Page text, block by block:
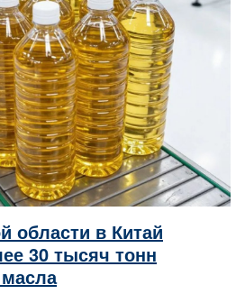
области в Китай
30 тысяч тонн